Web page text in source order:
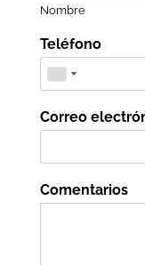
Nombre
Teléfono
Correo
Comentarios